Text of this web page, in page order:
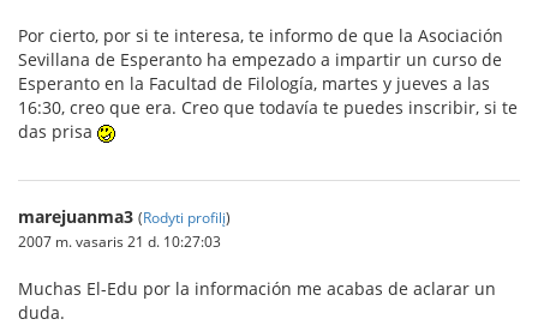
Por cierto, por si te interesa, te informo de que la Asociación
Sevillana de Esperanto ha empezado a impartir un curso de
Esperanto en la Facultad de Filología, martes y jueves a las
16:30, creo que era. Creo que todavía te puedes inscribir, si te
das prisa
marejuanma3 (Rodyti profilį)
2007 m. vasaris 21 d. 10:27:03
Muchas El-Edu por la información me acabas de aclarar un
duda.